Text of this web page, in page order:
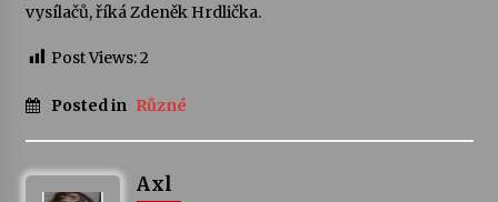
vysílačů, říká Zdeněk Hrdlička.
Post Views:2
Posted in Různé
Axl